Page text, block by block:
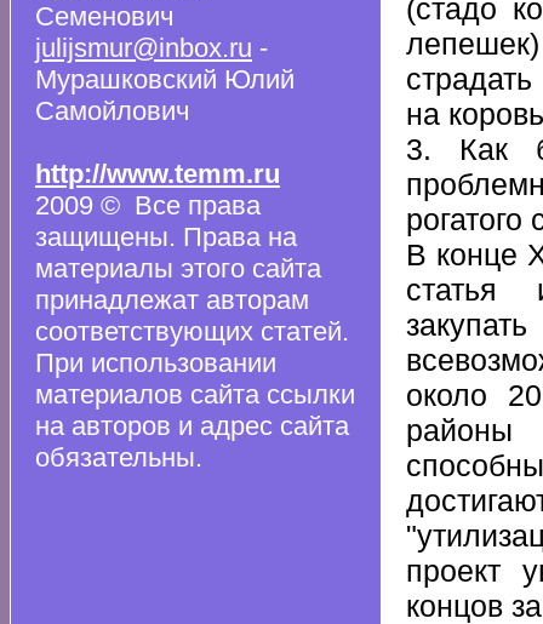
Семенович
julijsmur@inbox.ru -
Мурашковский Юлий
Самойлович
http://www.temm.ru
2009 © Все права
защищены. Права на
материалы этого сайта
принадлежат авторам
соответствующих статей.
При использовании
материалов сайта ссылки
на авторов и адрес сайта
обязательны.
(стадо
на
3. Как
рогатого
В конце
статья
около
районы
проект
концов